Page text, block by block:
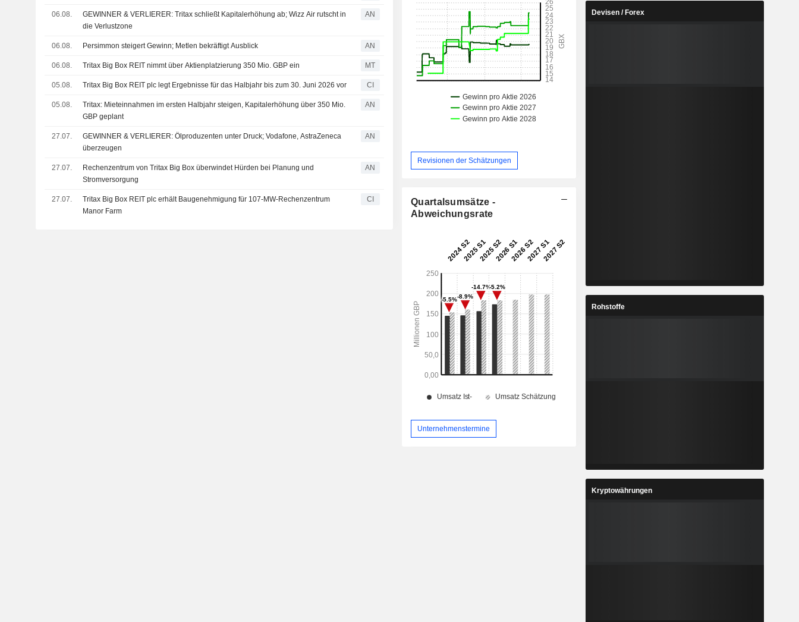
06.08.
GEWINNER & VERLIERER: Tritax schließt Kapitalerhöhung ab; Wizz Air rutscht in
die Verlustzone
AN
06.08. Persimmon steigert Gewinn; Metlen bekräftigt Ausblick AN
06.08. Tritax Big Box REIT nimmt über Aktienplatzierung 350 Mio. GBP ein MT
05.08. Tritax Big Box REIT plc legt Ergebnisse für das Halbjahr bis zum 30. Juni 2026 vor CI
05.08.
Tritax: Mieteinnahmen im ersten Halbjahr steigen, Kapitalerhöhung über 350 Mio.
GBP geplant
AN
27.07.
GEWINNER & VERLIERER: Ölproduzenten unter Druck; Vodafone, AstraZeneca
überzeugen
AN
27.07.
Rechenzentrum von Tritax Big Box überwindet Hürden bei Planung und
Stromversorgung
AN
27.07.
Tritax Big Box REIT plc erhält Baugenehmigung für 107-MW-Rechenzentrum
Manor Farm
CI
Revisionen der Schätzungen
Quartalsumsätze -
Abweichungsrate
Unternehmenstermine
Devisen / Forex
Rohstoffe
Kryptowährungen